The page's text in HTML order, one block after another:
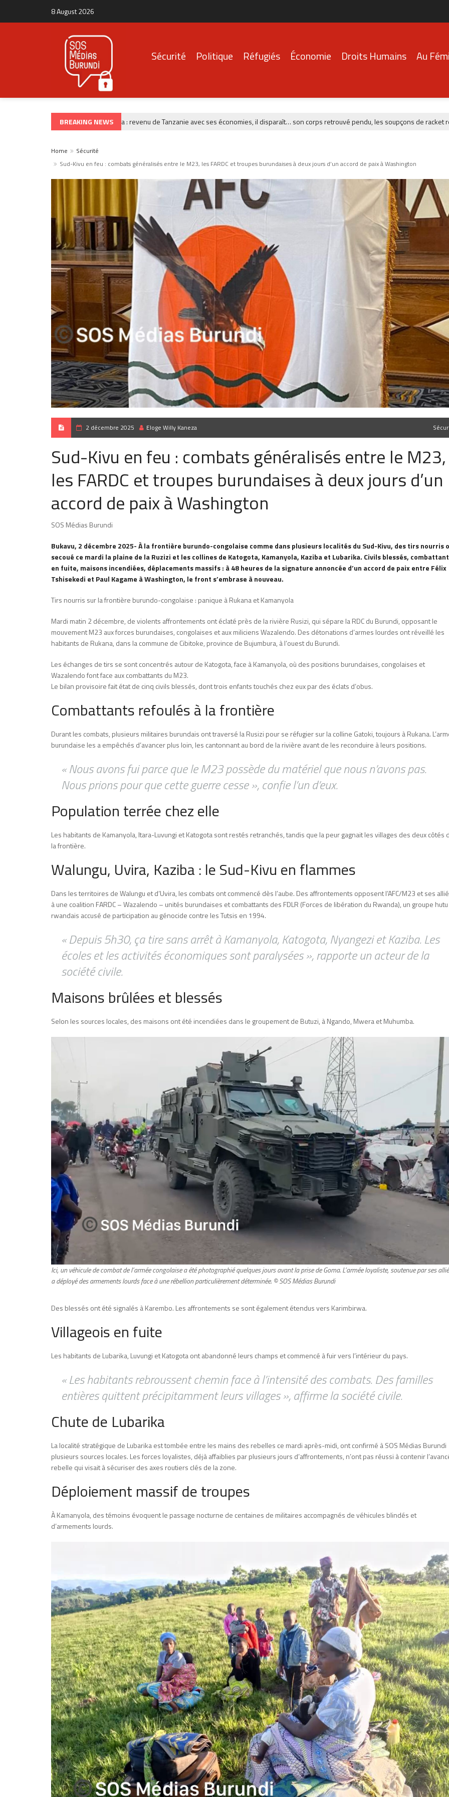
8 August 2026
Sécurité Politique Réfugiés Économie Droits Humains Au
BREAKING NEWS
CRIMINALITÉ Burunga : revenu de Tanzanie avec ses économies, il disparaît… son corps retrouvé pendu, les soupçons de racket refont
Home
Sécurité
Sud-Kivu en feu : combats généralisés entre le M23, les FARDC et troupes burundaises à deux jours d’un accord de paix à Washington
2 décembre 2025 Eloge Willy Kaneza
Sud-Kivu en feu : combats généralisés entre le M23,
les FARDC et troupes burundaises à deux jours d’un
accord de paix à Washington
SOS Médias Burundi
Bukavu, 2 décembre 2025- À la frontière burundo-congolaise comme dans plusieurs localités du Sud-Kivu, des tirs nourris
secoué ce mardi la plaine de la Ruzizi et les collines de Katogota, Kamanyola, Kaziba et Lubarika. Civils blessés,
en fuite, maisons incendiées, déplacements massifs : à 48 heures de la signature annoncée d’un accord de paix entre Félix
Tshisekedi et Paul Kagame à Washington, le front s’embrase à nouveau.
Tirs nourris sur la frontière burundo-congolaise : panique à Rukana et Kamanyola
Mardi matin 2 décembre, de violents affrontements ont éclaté près de la rivière Rusizi, qui sépare la RDC du Burundi, opposant le
mouvement M23 aux forces burundaises, congolaises et aux miliciens Wazalendo. Des détonations d’armes lourdes ont réveillé les
habitants de Rukana, dans la commune de Cibitoke, province de Bujumbura, à l’ouest du Burundi.
Les échanges de tirs se sont concentrés autour de Katogota, face à Kamanyola, où des positions burundaises, congolaises et
Wazalendo font face aux combattants du M23.
Le bilan provisoire fait état de cinq civils blessés, dont trois enfants touchés chez eux par des éclats d’obus.
Combattants refoulés à la frontière
Durant les combats, plusieurs militaires burundais ont traversé la Rusizi pour se réfugier sur la colline Gatoki, toujours à Rukana.
burundaise les a empêchés d’avancer plus loin, les cantonnant au bord de la rivière avant de les reconduire à leurs positions.
« Nous avons fui parce que le M23 possède du matériel que nous n’avons pas.
Nous prions pour que cette guerre cesse », confie l’un d’eux.
Population terrée chez elle
Les habitants de Kamanyola, Itara-Luvungi et Katogota sont restés retranchés, tandis que la peur gagnait les villages des deux côtés
la frontière.
Walungu, Uvira, Kaziba : le Sud-Kivu en flammes
Dans les territoires de Walungu et d’Uvira, les combats ont commencé dès l’aube. Des affrontements opposent l’AFC/M23 et ses
à une coalition FARDC – Wazalendo – unités burundaises et combattants des FDLR (Forces de libération du Rwanda), un groupe hutu
rwandais accusé de participation au génocide contre les Tutsis en 1994.
« Depuis 5h30, ça tire sans arrêt à Kamanyola, Katogota, Nyangezi et Kaziba. Les
écoles et les activités économiques sont paralysées », rapporte un acteur de la
société civile.
Maisons brûlées et blessés
Selon les sources locales, des maisons ont été incendiées dans le groupement de Butuzi, à Ngando, Mwera et Muhumba.
Ici, un véhicule de combat de l’armée congolaise a été photographié quelques jours avant la prise de Goma. L’armée loyaliste, soutenue par ses
a déployé des armements lourds face à une rébellion particulièrement déterminée. © SOS Médias Burundi
Des blessés ont été signalés à Karembo. Les affrontements se sont également étendus vers Karimbirwa.
Villageois en fuite
Les habitants de Lubarika, Luvungi et Katogota ont abandonné leurs champs et commencé à fuir vers l’intérieur du pays.
« Les habitants rebroussent chemin face à l’intensité des combats. Des familles
entières quittent précipitamment leurs villages », affirme la société civile.
Chute de Lubarika
La localité stratégique de Lubarika est tombée entre les mains des rebelles ce mardi après-midi, ont confirmé à SOS Médias Burundi
plusieurs sources locales. Les forces loyalistes, déjà affaiblies par plusieurs jours d’affrontements, n’ont pas réussi à contenir
rebelle qui visait à sécuriser des axes routiers clés de la zone.
Déploiement massif de troupes
À Kamanyola, des témoins évoquent le passage nocturne de centaines de militaires accompagnés de véhicules blindés et
d’armements lourds.